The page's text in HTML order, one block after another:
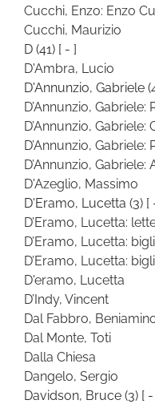
Cucchi, Enzo: Enzo
Cucchi, Maurizio
D (41) [ - ]
D'Ambra, Lucio
D'Annunzio, Gabriele
D’Annunzio, Gabriele:
D’Annunzio,
D’Annunzio,
D’Annunzio, Gabriele:
D'Azeglio, Massimo
D'Eramo, Lucetta (3) [
D’Eramo, Lucetta:
D’Eramo, Lucetta:
D’Eramo, Lucetta:
D'eramo, Lucetta
D’Indy, Vincent
Dal Fabbro,
Dal Monte, Toti
Dalla Chiesa
Dangelo, Sergio
Davidson, Bruce (3) [ -